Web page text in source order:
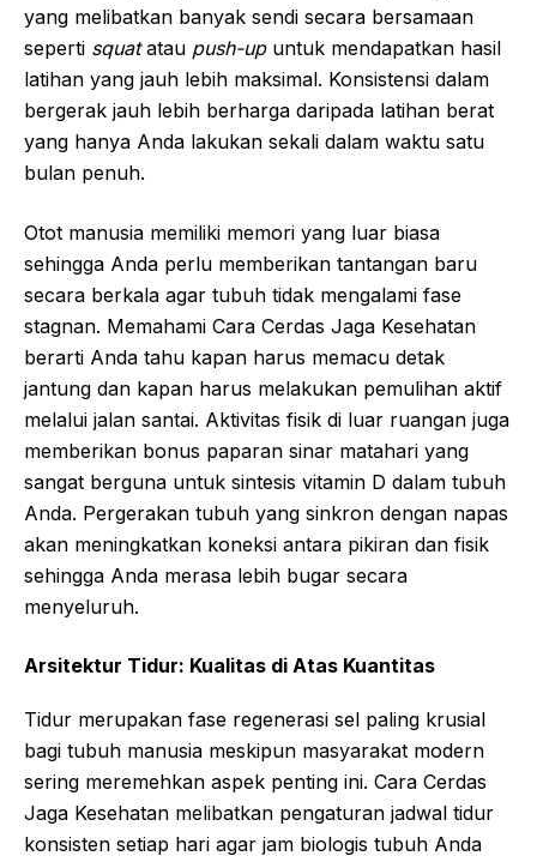
yang melibatkan banyak sendi secara bersamaan
seperti squatatau push-upuntuk mendapatkan hasil
latihan yang jauh lebih maksimal. Konsistensi dalam
bergerak jauh lebih berharga daripada latihan berat
yang hanya Anda lakukan sekali dalam waktu satu
bulan penuh.
Otot manusia memiliki memori yang luar biasa
sehingga Anda perlu memberikan tantangan baru
secara berkala agar tubuh tidak mengalami fase
stagnan. Memahami Cara Cerdas Jaga Kesehatan
berarti Anda tahu kapan harus memacu detak
jantung dan kapan harus melakukan pemulihan aktif
melalui jalan santai. Aktivitas fisik di luar ruangan juga
memberikan bonus paparan sinar matahari yang
sangat berguna untuk sintesis vitamin D dalam tubuh
Anda. Pergerakan tubuh yang sinkron dengan napas
akan meningkatkan koneksi antara pikiran dan fisik
sehingga Anda merasa lebih bugar secara
menyeluruh.
Arsitektur Tidur: Kualitas di Atas Kuantitas
Tidur merupakan fase regenerasi sel paling krusial
bagi tubuh manusia meskipun masyarakat modern
sering meremehkan aspek penting ini. Cara Cerdas
Jaga Kesehatan melibatkan pengaturan jadwal tidur
konsisten setiap hari agar jam biologis tubuh Anda